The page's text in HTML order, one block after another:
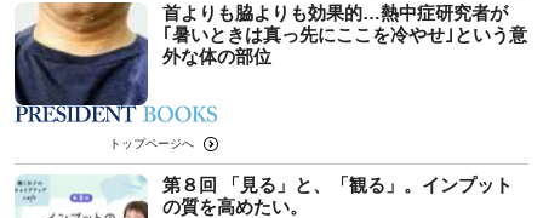
首よりも脇よりも効果的…熱中症研究者が
｢暑いときは真っ先にここを冷やせ｣という意
外な体の部位
トップページへ
第８回 「見る」と、「観る」。インプット
の質を高めたい。